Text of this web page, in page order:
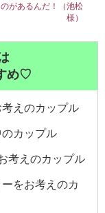
のがあるんだ！（池松
様）
め♡
えのカップル
カップル
考えのカップル
をお考えのカ